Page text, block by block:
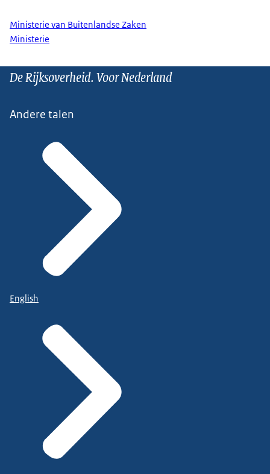
Ministerie van Buitenlandse Zaken
Ministerie
De Rijksoverheid. Voor Nederland
Andere talen
English